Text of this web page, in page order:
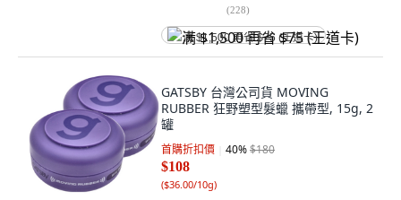
(228)
满 $1,500 再省 $75 (王道卡)
GATSBY 台灣公司貨 MOVING
RUBBER 狂野塑型髮蠟 攜帶型, 15g, 2
罐
首購折扣價 40%$180
$108
($36.00/10g)